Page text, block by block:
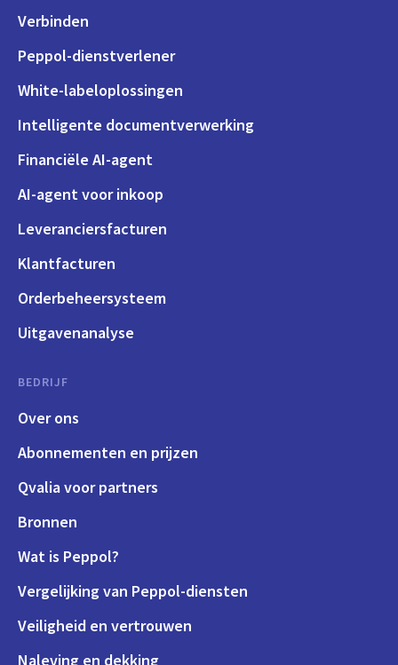
Verbinden
Peppol-dienstverlener
White-labeloplossingen
Intelligente documentverwerking
Financiële AI-agent
AI-agent voor inkoop
Leveranciersfacturen
Klantfacturen
Orderbeheersysteem
Uitgavenanalyse
BEDRIJF
Over ons
Abonnementen en prijzen
Qvalia voor partners
Bronnen
Wat is Peppol?
Vergelijking van Peppol-diensten
Veiligheid en vertrouwen
Naleving en dekking